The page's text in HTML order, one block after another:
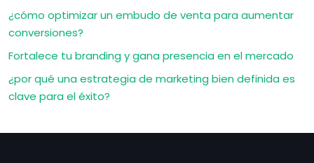
¿cómo optimizar un embudo de venta para aumentar
conversiones?
Fortalece tu branding y gana presencia en el mercado
¿por qué una estrategia de marketing bien definida es
clave para el éxito?